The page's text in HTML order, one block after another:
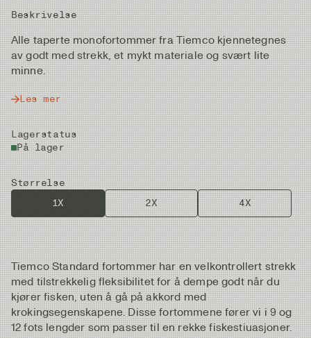
Beskrivelse
Alle taperte monofortommer fra Tiemco kjennetegnes
av godt med strekk, et mykt materiale og svært lite
minne.
Les mer
Lagerstatus
På lager
Størrelse
1X
2X 4X
Tiemco Standard fortommer har en velkontrollert strekk
med tilstrekkelig fleksibilitet for å dempe godt når du
kjører fisken, uten å gå på akkord med
krokingsegenskapene. Disse fortommene fører vi i 9 og
12 fots lengder som passer til en rekke fiskestiuasjoner.